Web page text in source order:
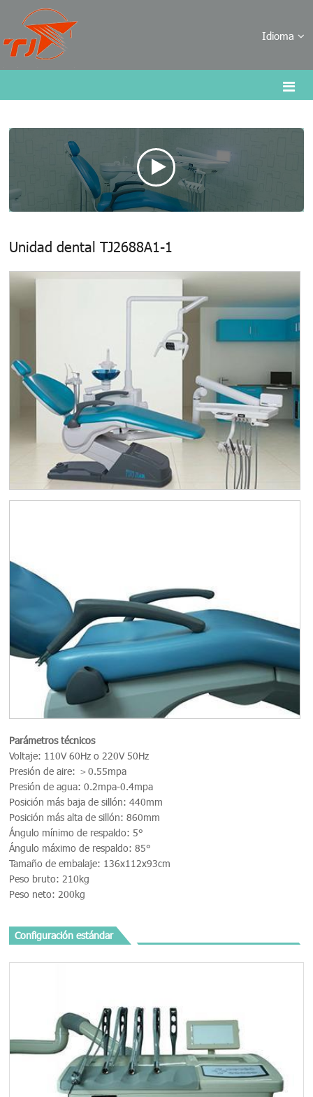
Idioma
Unidad dental TJ2688A1-1
Parámetros técnicos
Voltaje: 110V 60Hz o 220V 50Hz
Presión de aire: ＞0.55mpa
Presión de agua: 0.2mpa-0.4mpa
Posición más baja de sillón: 440mm
Posición más alta de sillón: 860mm
Ángulo mínimo de respaldo: 5°
Ángulo máximo de respaldo: 85°
Tamaño de embalaje: 136x112x93cm
Peso bruto: 210kg
Peso neto: 200kg
Configuración estándar